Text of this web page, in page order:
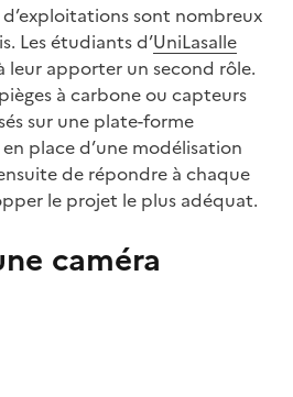
sont nombreux
Les étudiants d’UniLasalle
leur apporter un second rôle.
à carbone ou capteurs
sur une plate-forme
place d’une modélisation
de répondre à chaque
le projet le plus adéquat.
caméra